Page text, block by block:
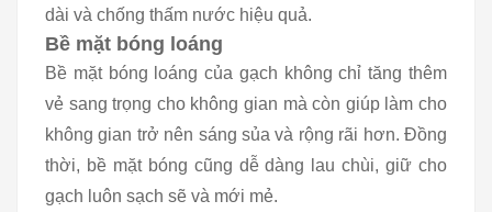
dài và chống thấm nước hiệu quả.
Bề mặt bóng loáng
Bề mặt bóng loáng của gạch không chỉ tăng thêm
vẻ sang trọng cho không gian mà còn giúp làm cho
không gian trở nên sáng sủa và rộng rãi hơn. Đồng
thời, bề mặt bóng cũng dễ dàng lau chùi, giữ cho
gạch luôn sạch sẽ và mới mẻ.